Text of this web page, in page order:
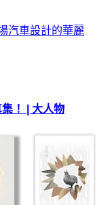
！ | 大人物